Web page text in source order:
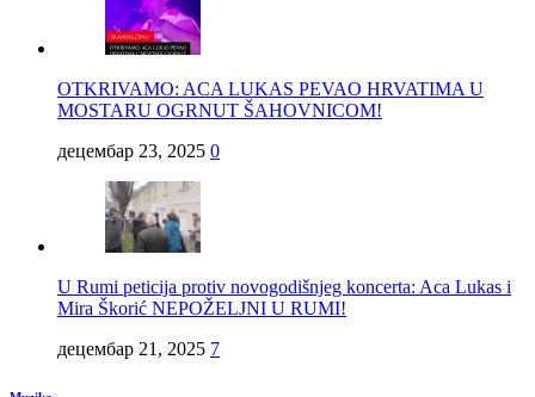
OTKRIVAMO: ACA LUKAS PEVAO HRVATIMA U
MOSTARU OGRNUT ŠAHOVNICOM!
децембар 23, 2025 0
U Rumi peticija protiv novogodišnjeg koncerta: Aca Lukas i
Mira Škorić NEPOŽELJNI U RUMI!
децембар 21, 2025 7